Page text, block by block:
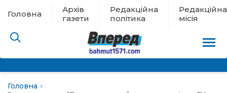
Головна
Архів
газети
Редакційна
політика
Редакційна
місія
Головна